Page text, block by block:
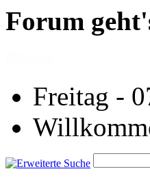
Forum
Freitag -